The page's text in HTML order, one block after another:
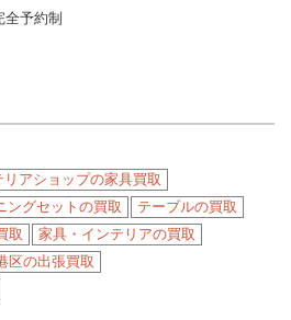
予約制
リアショップの家具買取
ングセットの買取
テーブルの買取
取
家具・インテリアの買取
区の出張買取